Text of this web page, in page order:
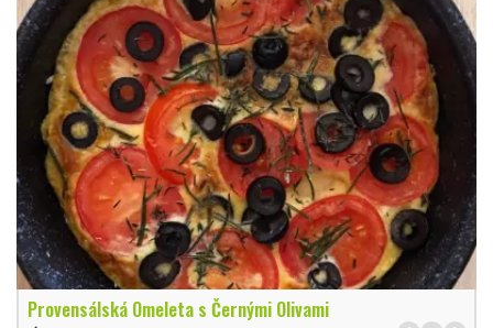
Provensálská Omeleta s Černými Olivami